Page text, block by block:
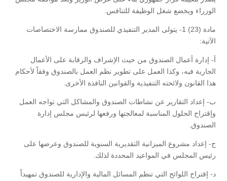
الوزراء ويخضع شغل الوظيفة للتنافس.
مادة (23) 1- يتولى المدير التنفيذي للصندوق ممارسة الاختصاصات
الآتية:
أ- إدارة أعمال الصندوق من حيث الإشراف والرقابة على الأعمال
الجارية فيه، وكذا العمل على تطوير نظم العمل بالصندوق وفقاً لأحكام
هذا القانون ولائحته التنفيذية والقوانين النافذة الأخرى.
ب- إعداد التقارير عن نشاطات الصندوق والمشاكل التي تواجه العمل
وإقتراح الحلول المناسبة لمعالجتها ورفعها لرئيس مجلس إدارة
الصندوق.
ج- إعداد مشروع الميزانية التقديرية السنوية للصندوق وعرضها على
رئيس المجلس في المواعيد المحددة لذلك.
د- إقتراح اللوائح التي تنظم المسائل المالية والإدارية للصندوق تمهيداً